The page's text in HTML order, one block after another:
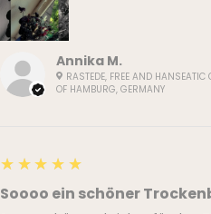
Annika M.
RASTEDE, FREE AND HANSEATIC
OF HAMBURG, GERMANY
5
★★★★★
Soooo ein schöner